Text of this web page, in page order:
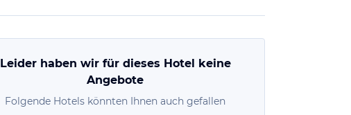
Leider haben wir für dieses Hotel keine
Angebote
Folgende Hotels könnten Ihnen auch gefallen